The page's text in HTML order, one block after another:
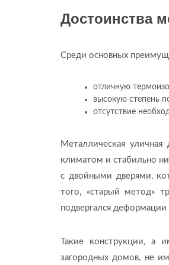
Достоинства
Среди основных
отличную
высокую степень
отсутствие
Металлическая
климатом и стабильно
с двойными дверями,
того, «старый метод»
подвергался
Такие конструкции, а
загородных домов, не